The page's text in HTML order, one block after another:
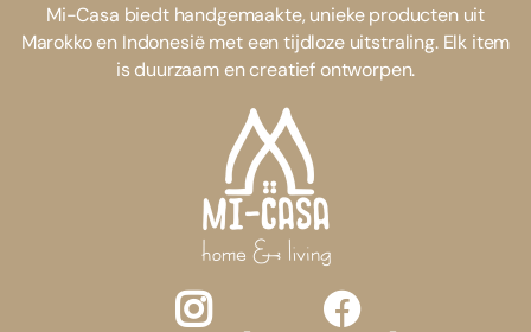
Mi-Casa biedt handgemaakte, unieke producten uit
Marokko en Indonesië met een tijdloze uitstraling. Elk item
is duurzaam en creatief ontworpen.